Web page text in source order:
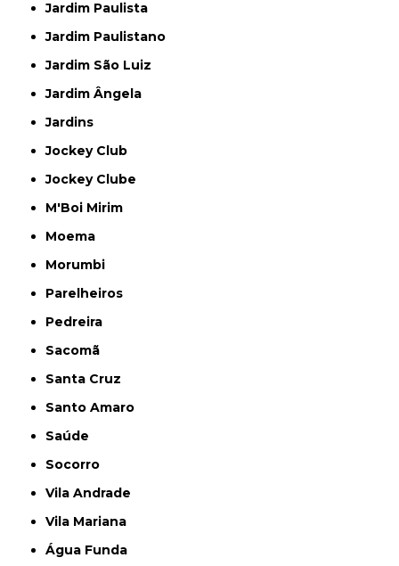
Jardim Paulista
Jardim Paulistano
Jardim São Luiz
Jardim Ângela
Jardins
Jockey Club
Jockey Clube
M'Boi Mirim
Moema
Morumbi
Parelheiros
Pedreira
Sacomã
Santa Cruz
Santo Amaro
Saúde
Socorro
Vila Andrade
Vila Mariana
Água Funda